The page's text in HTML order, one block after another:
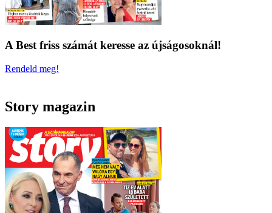
A Best friss számát keresse az újságosoknál!
Rendeld meg!
Story magazin